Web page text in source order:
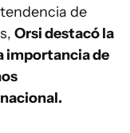
de
Orsi destacó la
importancia de